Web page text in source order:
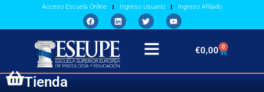
Acceso Escuela Online Ingreso Usuario Ingreso Afiliado
€0,00 0
Tienda